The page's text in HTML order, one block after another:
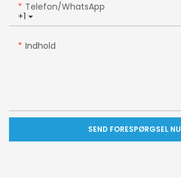
+1
Telefon/WhatsApp
Indhold
SEND FORESPØRGSEL NU